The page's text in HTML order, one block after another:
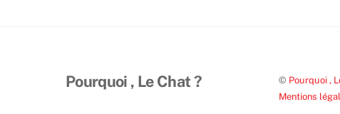
Pourquoi , Le Chat ? © Pourquoi ,
Mentions